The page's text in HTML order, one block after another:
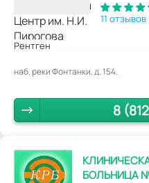
11 отзывов
Рентген
наб. реки Фонтанки, д. 154.
8
БОЛЬНИЦА